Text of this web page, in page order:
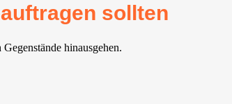
sollten
hinausgehen.